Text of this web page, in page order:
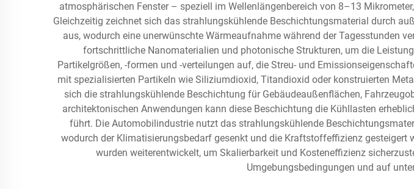
atmosphärischen Fenster – speziell im Wellenlängenbereich von 8–13
Gleichzeitig zeichnet sich das strahlungskühlende Beschichtungsmaterial durch
aus, wodurch eine unerwünschte Wärmeaufnahme während der Tagesstunden
fortschrittliche Nanomaterialien und photonische Strukturen, um die
Partikelgrößen, -formen und -verteilungen auf, die Streu- und
mit spezialisierten Partikeln wie Siliziumdioxid, Titandioxid oder konstruierten
sich die strahlungskühlende Beschichtung für Gebäudeaußenflächen,
architektonischen Anwendungen kann diese Beschichtung die Kühllasten
führt. Die Automobilindustrie nutzt das strahlungskühlende
wodurch der Klimatisierungsbedarf gesenkt und die Kraftstoffeffizienz
wurden weiterentwickelt, um Skalierbarkeit und Kosteneffizienz
Umgebungsbedingungen und auf